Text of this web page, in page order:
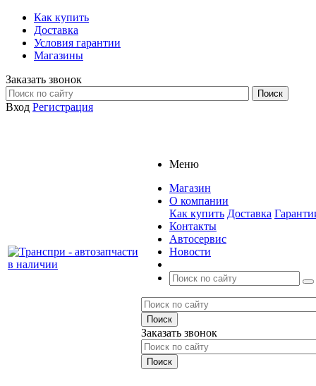
Как купить
Доставка
Условия гарантии
Магазины
Заказать звонок
Вход Регистрация
Меню
Магазин
О компании
Как купить Доставка
Контакты
Автосервис
Новости
Заказать звонок